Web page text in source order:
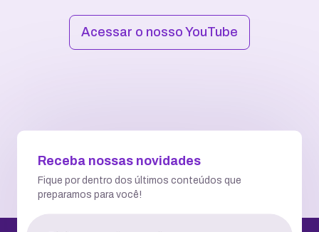
Acessar o nosso YouTube
Receba nossas novidades
Fique por dentro dos últimos conteúdos que
preparamos para você!